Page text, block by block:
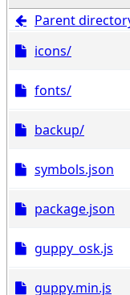
Parent
icons/
fonts/
backup/
symbols.json
package.json
guppy_osk.js
guppy.min.js